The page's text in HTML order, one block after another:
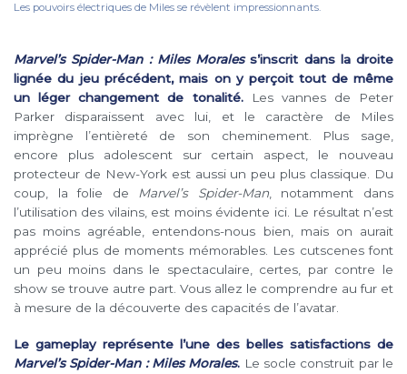
Les pouvoirs électriques de Miles se révèlent impressionnants.
Marvel’s Spider-Man : Miles Moraless’inscrit dans la droite
lignée du jeu précédent, mais on y perçoit tout de même
un léger changement de tonalité.Les vannes de Peter
Parker disparaissent avec lui, et le caractère de Miles
imprègne l’entièreté de son cheminement. Plus sage,
encore plus adolescent sur certain aspect, le nouveau
protecteur de New-York est aussi un peu plus classique. Du
coup, la folie de Marvel’s Spider-Man, notamment dans
l’utilisation des vilains, est moins évidente ici. Le résultat n’est
pas moins agréable, entendons-nous bien, mais on aurait
apprécié plus de moments mémorables. Les cutscenes font
un peu moins dans le spectaculaire, certes, par contre le
show se trouve autre part. Vous allez le comprendre au fur et
à mesure de la découverte des capacités de l’avatar.
Le gameplay représente l’une des belles satisfactions de
Marvel’s Spider-Man : Miles Morales. Le socle construit par le